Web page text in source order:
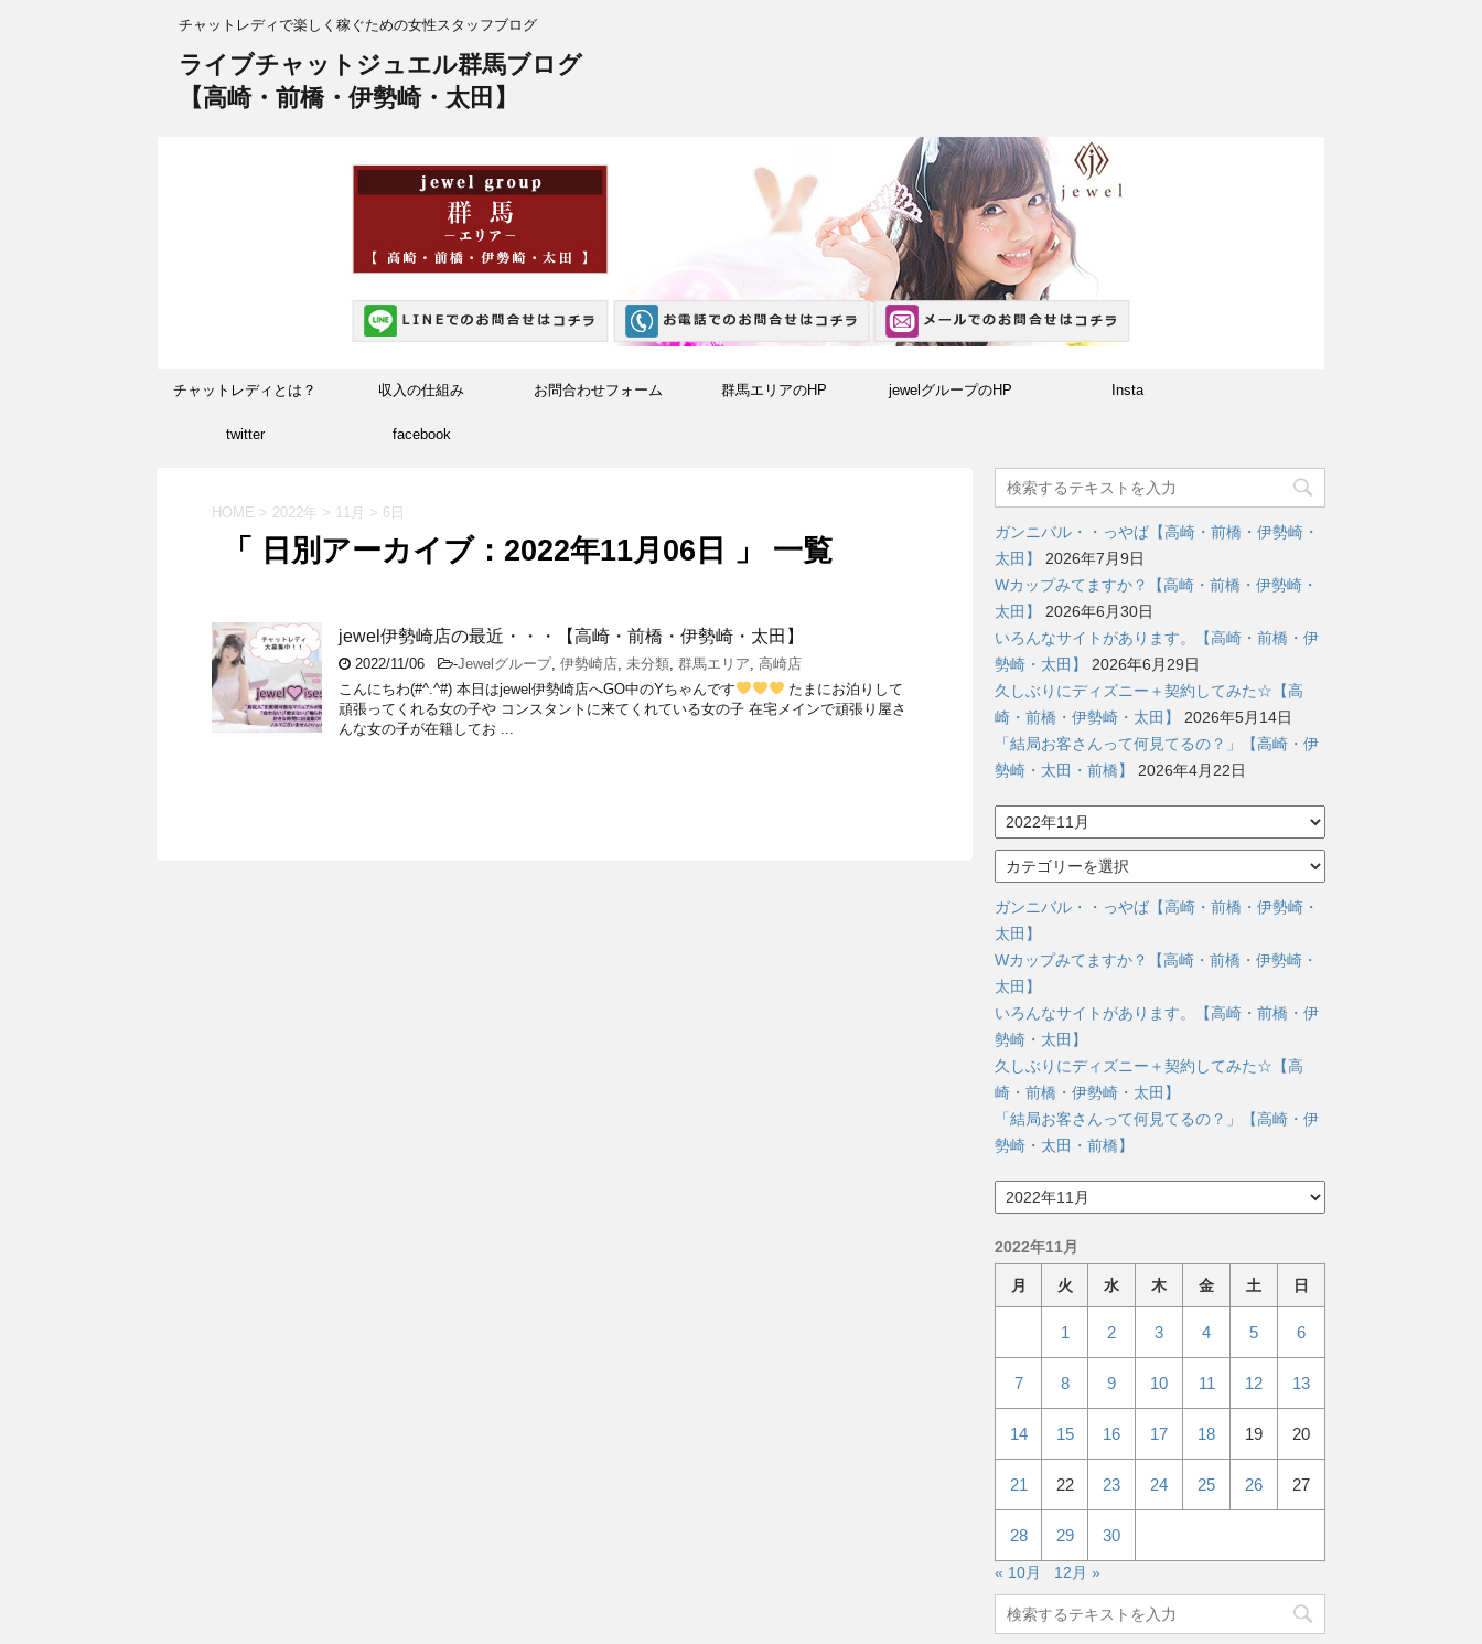
チャットレディで楽しく稼ぐための女性スタッフブログ
ライブチャットジュエル群馬ブログ
【高崎・前橋・伊勢崎・太田】
チャットレディとは？ 収入の仕組み お問合わせフォーム 群馬エリアのHP jewelグループのHP Insta
twitter facebook
HOME > 2022年 > 11月 > 6日
「 日別アーカイブ：2022年11月06日 」 一覧
jewel伊勢崎店の最近・・・【高崎・前橋・伊勢崎・太田】
2022/11/06 -Jewelグループ, 伊勢崎店, 未分類, 群馬エリア, 高崎店
こんにちわ(#^.^#) 本日はjewel伊勢崎店へGO中のYちゃんです
たまにお泊りして
頑張ってくれる女の子や コンスタントに来てくれている女の子 在宅メインで頑張り屋さ
んな女の子が在籍してお ...
ガンニバル・・っやば【高崎・前橋・伊勢崎・
太田】
2026年7月9日
Wカップみてますか？【高崎・前橋・伊勢崎・
太田】
2026年6月30日
いろんなサイトがあります。【高崎・前橋・伊
勢崎・太田】
2026年6月29日
久しぶりにディズニー＋契約してみた☆【高
崎・前橋・伊勢崎・太田】
2026年5月14日
「結局お客さんって何見てるの？」【高崎・伊
勢崎・太田・前橋】
2026年4月22日
ア
ー
イ
ブ
テ
ゴ
リ
ガンニバル・・っやば【高崎・前橋・伊勢崎・
太田】
Wカップみてますか？【高崎・前橋・伊勢崎・
太田】
いろんなサイトがあります。【高崎・前橋・伊
勢崎・太田】
久しぶりにディズニー＋契約してみた☆【高
崎・前橋・伊勢崎・太田】
「結局お客さんって何見てるの？」【高崎・伊
勢崎・太田・前橋】
ア
ー
イ
2022年11月
月 火 水 木 金 土 日
1 2 3 4 5 6
7 8 9 10 11 12 13
14 15 16 17 18 19 20
21 22 23 24 25 26 27
28 29 30
« 10月 12月 »